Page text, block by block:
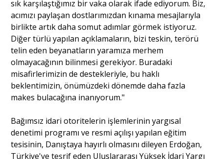
sık karşılaştığımız bir vaka olarak ifade ediyorum. Biz,
acımızı paylaşan dostlarımızdan kınama mesajlarıyla
birlikte artık daha somut adımlar görmek istiyoruz.
Diğer türlü yapılan açıklamaların, bizi teskin, terörü
telin eden beyanatların yaramıza merhem
olmayacağının bilinmesi gerekiyor. Buradaki
misafirlerimizin de destekleriyle, bu haklı
beklentimizin, önümüzdeki dönemde daha fazla
makes bulacağına inanıyorum."
Bağımsız idari otoritelerin işlemlerinin yargısal
denetimi programı ve resmi açılışı yapılan eğitim
tesisinin, Danıştaya hayırlı olmasını dileyen Erdoğan,
Türkiye'ye teşrif eden Uluslararası Yüksek İdari Yargı